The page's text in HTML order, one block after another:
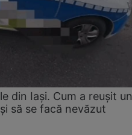
din Iași. Cum a reușit un
să se facă nevăzut